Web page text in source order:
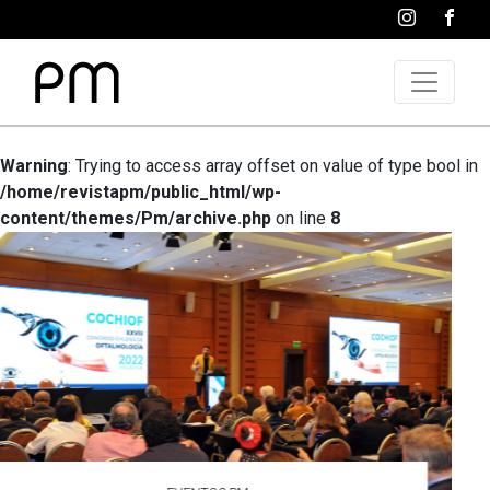
Warning: Trying to access array offset on value of type bool in
/home/revistapm/public_html/wp-
content/themes/Pm/archive.php on line 8